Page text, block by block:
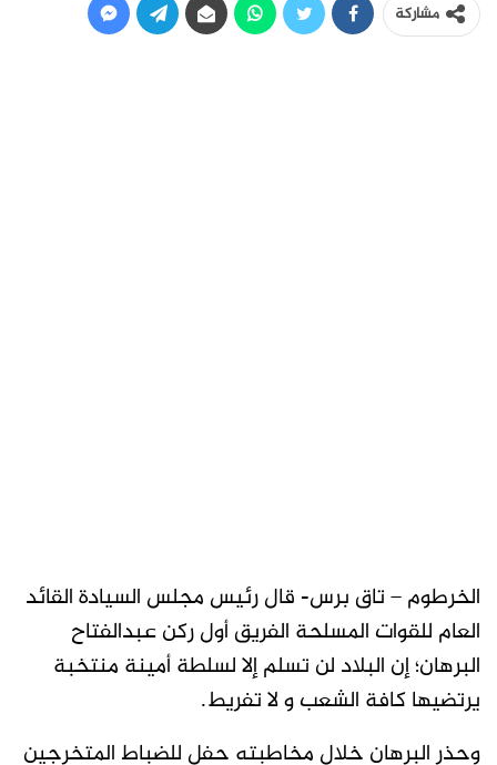
مشاركة
الخرطوم – تاق برس- قال رئيس مجلس السيادة القائد
العام للقوات المسلحة الفريق أول ركن عبدالفتاح
البرهان؛ إن البلاد لن تسلم إلا لسلطة أمينة منتخبة
يرتضيها كافة الشعب و لا تفريط.
وحذر البرهان خلال مخاطبته حفل للضباط المتخرجين